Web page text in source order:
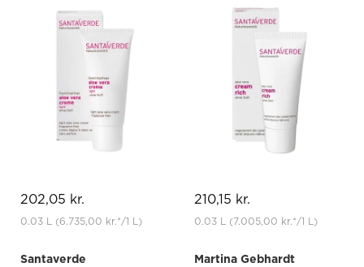
202,05 kr.
0.03 L (6.735,00 kr.*/1 L)
210,15 kr.
0.03 L (7.005,00 kr.*/1 L)
Santaverde
Martina Gebhardt